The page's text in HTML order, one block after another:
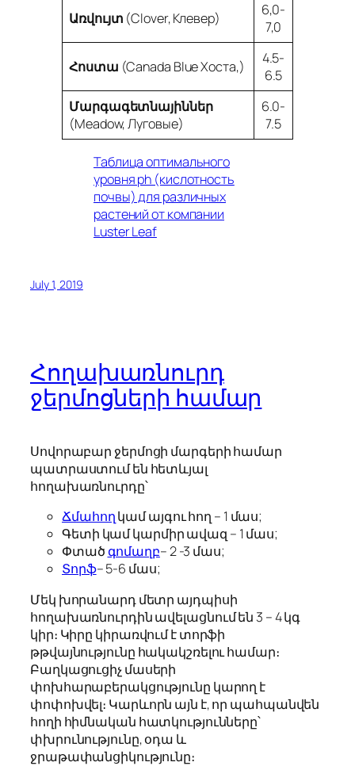
Առվույտ (Clover, Клевер)
6,0-
7,0
Հոստա (Canada Blue Хоста,)
4.5-
6.5
Մարգագետնայիններ
(Meadow, Луговые)
6.0-
7.5
Таблица оптимального
уровня ph (кислотность
почвы) для различных
растений от компании
Luster Leaf
July 1, 2019
Հողախառնուրդ
ջերմոցների համար
Սովորաբար ջերմոցի մարգերի համար
պատրաստում են հետևյալ
հողախառնուրդը՝
Ճմահողկամ այգու հող – 1 մաս;
Գետի կամ կարմիր ավազ – 1 մաս;
Փտած գոմաղբ– 2 -3 մաս;
Տորֆ– 5-6 մաս;
Մեկ խորանարդ մետր այդպիսի
հողախառնուրդին ավելացնում են 3 – 4 կգ
կիր։ Կիրը կիրառվում է տորֆի
թթվայնությունը հակակշռելու համար։
Բաղկացուցիչ մասերի
փոխհարաբերակցությունը կարող է
փոփոխվել։ Կարևորն այն է, որ պահպանվեն
հողի հիմնական հատկությունները՝
փխրունությունը, օդա և
ջրաթափանցիկությունը։